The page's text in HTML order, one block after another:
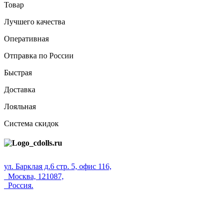
Товар
Лучшего качества
Оперативная
Отправка по России
Быстрая
Доставка
Лояльная
Система скидок
ул. Барклая д.6 стр. 5, офис 116,
Москва, 121087,
Россия.